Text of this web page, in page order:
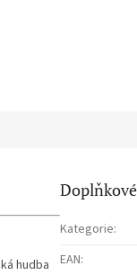
hudba
Kategorie:
EAN: